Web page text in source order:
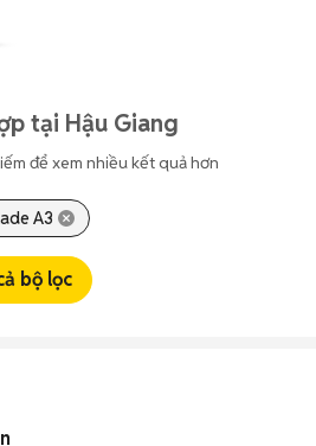
tại Hậu Giang
để xem nhiều kết quả hơn
A3
bộ lọc